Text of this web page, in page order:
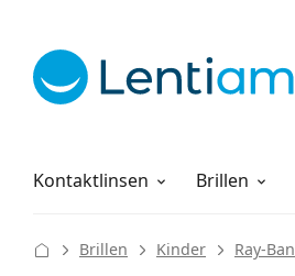
Kontaktlinsen
Pflegemittel Brillen
Alles über den Einkauf
Brillen Kinder Ray-Ban